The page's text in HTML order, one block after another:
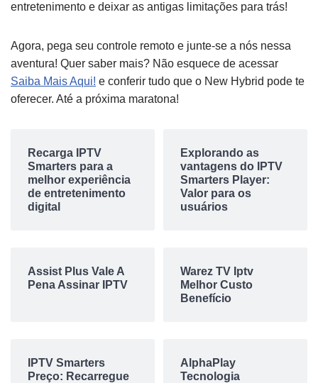
entretenimento e deixar as antigas limitações para trás!
Agora, pega seu controle remoto e junte-se a nós nessa
aventura! Quer saber mais? Não esquece de acessar
Saiba Mais Aqui! e conferir tudo que o New Hybrid pode te
oferecer. Até a próxima maratona!
Recarga IPTV
Smarters para a
melhor experiência
de entretenimento
digital
Explorando as
vantagens do IPTV
Smarters Player:
Valor para os
usuários
Assist Plus Vale A
Pena Assinar IPTV
Warez TV Iptv
Melhor Custo
Benefício
IPTV Smarters
Preço: Recarregue
AlphaPlay
Tecnologia